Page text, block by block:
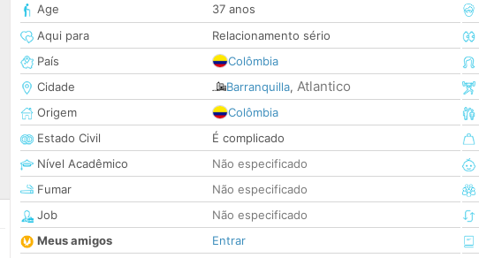
Age
37 anos
Aqui para
Relacionamento sério
País
Colômbia
Cidade
Barranquilla, Atlantico
Origem
Colômbia
Estado Civil
É complicado
Nível Acadêmico
Não especificado
Fumar
Não especificado
Job
Não especificado
Meus amigos
Entrar